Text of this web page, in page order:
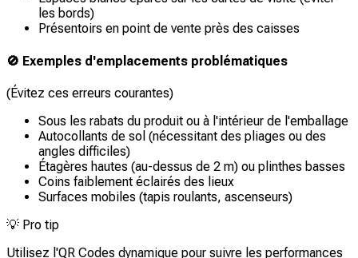
les bords)
Présentoirs en point de vente près des caisses
🚫 Exemples d'emplacements problématiques
(Évitez ces erreurs courantes)
Sous les rabats du produit ou à l'intérieur de l'emballage
Autocollants de sol (nécessitant des pliages ou des
angles difficiles)
Étagères hautes (au-dessus de 2 m) ou plinthes basses
Coins faiblement éclairés des lieux
Surfaces mobiles (tapis roulants, ascenseurs)
💡 Pro tip
Utilisez l'QR Codes dynamique pour suivre les performances